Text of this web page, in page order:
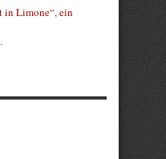
in Limone“, ein